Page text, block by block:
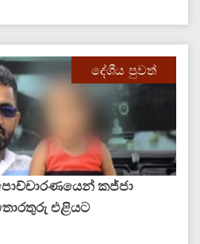
දේශීය පුවත්
කජ්ජා
එළියට